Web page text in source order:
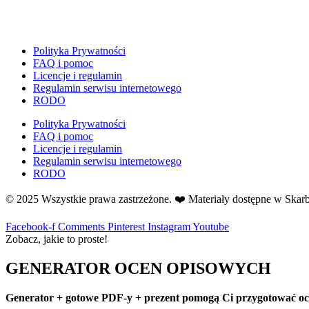
Ferie
Fotobudka
Gazetki do druku
Girlandy
Girlandy na LATO
Grafomotoryka
Grinch
↳ Dopasuj i opowiedź
↳ Ja mam kto ma
↳ Labirynt podłogowy
↳ Terenowe
Polityka Prywatności
FAQ i pomoc
Licencje i regulamin
Regulamin serwisu internetowego
RODO
Polityka Prywatności
FAQ i pomoc
Licencje i regulamin
Regulamin serwisu internetowego
RODO
© 2025 Wszystkie prawa zastrzeżone. ❤️ Materiały dostępne w
Facebook-f Comments Pinterest InstagramYoutube
Zobacz, jakie to proste!
GENERATOR OCEN OPISOWYCH
Generator + gotowe PDF-y + prezent pomogą Ci przygotować